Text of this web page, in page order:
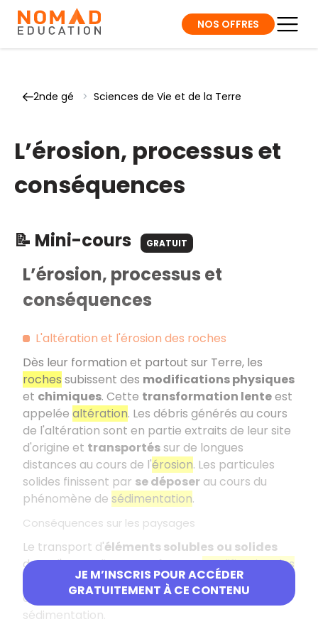
NOS OFFRES
2nde gé > Sciences de Vie et de la Terre
L’érosion, processus et
conséquences
📝 Mini-cours GRATUIT
JE M’INSCRIS POUR ACCÉDER
GRATUITEMENT À CE CONTENU
L’érosion, processus et
conséquences
L'altération et l'érosion des roches
Dès leur formation et partout sur Terre, les
roches subissent des modifications physiques
et chimiques. Cette transformation lenteest
appelée altération. Les débris générés au cours
de l'altération sont en partie extraits de leur site
d'origine et transportéssur de longues
distances au cours de l'érosion. Les particules
solides finissent par se déposer au cours du
phénomène de sédimentation.
Conséquences sur les paysages
Le transport d'éléments solubles ou solides
dans d'autres lieux entraîne unemodification des
paysages, que ce soit au niveau de la zone
érodée ou de la zone où le dépôt s'effectue par
sédimentation.